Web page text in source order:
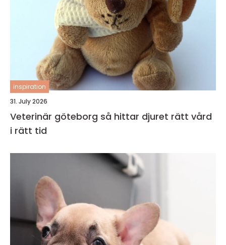
inspiration
31. July 2026
Veterinär göteborg så hittar djuret rätt vård
i rätt tid